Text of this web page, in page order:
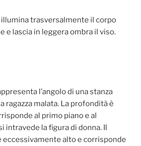
illumina trasversalmente il corpo
e lascia in leggera ombra il viso.
l’angolo di una stanza
ragazza malata. La profondità è
al primo piano e al
intravede la figura di donna. Il
eccessivamente alto e corrisponde